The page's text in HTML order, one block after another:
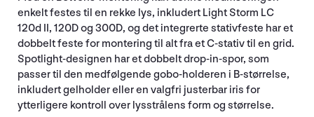
enkelt festes til en rekke lys, inkludert Light Storm LC
120d II, 120D og 300D, og det integrerte stativfeste har et
dobbelt feste for montering til alt fra et C-stativ til en grid.
Spotlight-designen har et dobbelt drop-in-spor, som
passer til den medfølgende gobo-holderen i B-størrelse,
inkludert gelholder eller en valgfri justerbar iris for
ytterligere kontroll over lysstrålens form og størrelse.